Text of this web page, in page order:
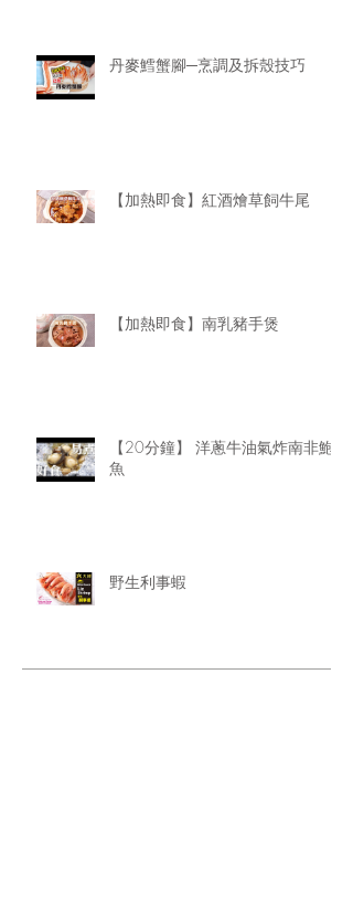
丹麥鱈蟹腳─烹調及拆殼技巧
【加熱即食】紅酒燴草飼牛尾
【加熱即食】南乳豬手煲
【20分鐘】 洋蔥牛油氣炸南非鮑
魚
野生利事蝦